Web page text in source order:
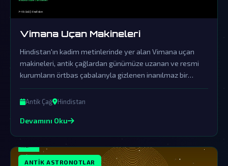
Vimana Uçan Makineleri
Hindistan'ın kadim metinlerinde yer alan Vimana uçan
makineleri, antik çağlardan günümüze uzanan ve resmi
kurumların örtbas çabalarıyla gizlenen inanılmaz bir
dünya dışı ziyaretin izlerini taşıyor. Bu efsane, sadece
bilinmeyeni keşfetmekle kalmıyor, varılan noktada
Antik Çağ Hindistan
Devamını Oku
ANTIK ASTRONOTLAR